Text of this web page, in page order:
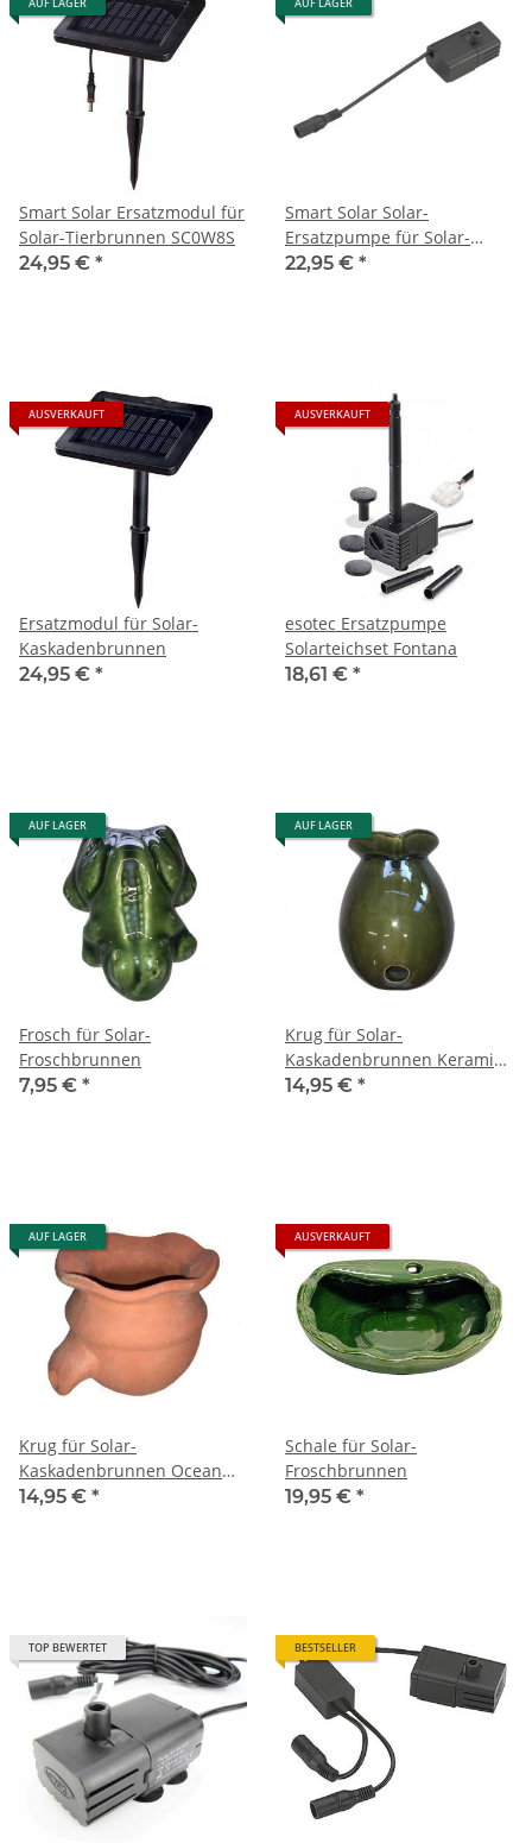
Smart Solar Ersatzmodul für
Solar-Tierbrunnen SC0W8S
24,95 € *
Smart Solar Solar-
Ersatzpumpe für Solar-
Vogeltränken SP-160X01
22,95 € *
AUSVERKAUFT
Ersatzmodul für Solar-
Kaskadenbrunnen
24,95 € *
AUSVERKAUFT
esotec Ersatzpumpe
Solarteichset Fontana
18,61 € *
AUF LAGER
Frosch für Solar-
Froschbrunnen
7,95 € *
AUF LAGER
Krug für Solar-
Kaskadenbrunnen Keramik
grün
14,95 € *
AUF LAGER
Krug für Solar-
Kaskadenbrunnen Ocean
Terrakotta
14,95 € *
AUSVERKAUFT
Schale für Solar-
Froschbrunnen
19,95 € *
TOP BEWERTET BESTSELLER